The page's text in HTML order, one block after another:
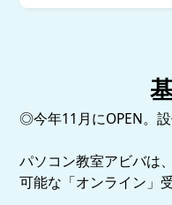
◎今年11月にOPEN。設
パソコン教室アビバは
可能な「オンライン」